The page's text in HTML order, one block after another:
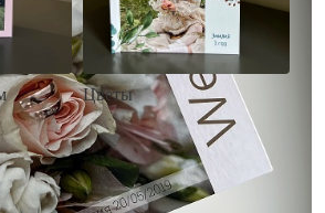
Цветы
• Декор цветы
• Выбор цвета фона
• Загрузка фото и текста